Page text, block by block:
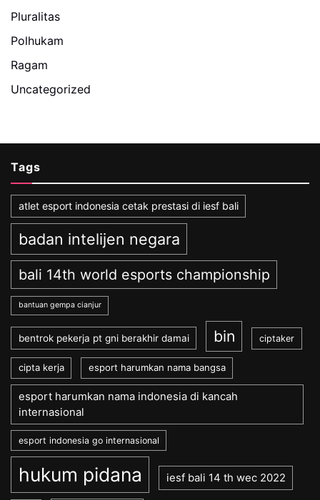
Pluralitas
Polhukam
Ragam
Uncategorized
Tags
atlet esport indonesia cetak prestasi di iesf bali
badan intelijen negara
bali 14th world esports championship
bantuan gempa cianjur
bentrok pekerja pt gni berakhir damai bin ciptaker
cipta kerja esport harumkan nama bangsa
esport harumkan nama indonesia di kancah
internasional
esport indonesia go internasional
hukum pidana iesf bali 14 th wec 2022